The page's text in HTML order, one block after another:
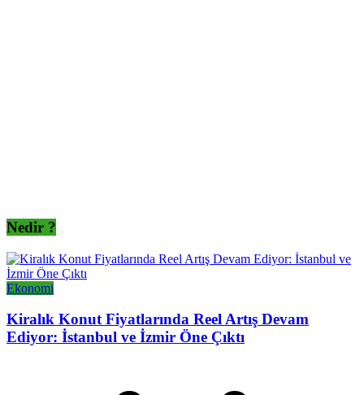
Nedir ?
Ekonomi
Kiralık Konut Fiyatlarında Reel Artış Devam
Ediyor: İstanbul ve İzmir Öne Çıktı